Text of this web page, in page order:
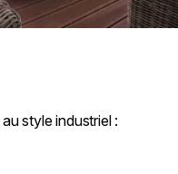
style industriel :